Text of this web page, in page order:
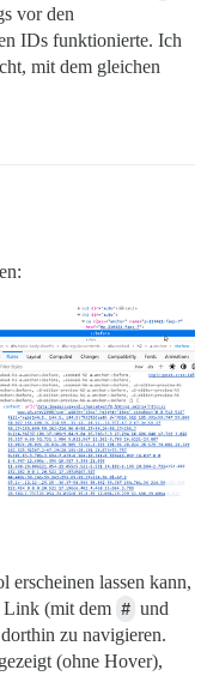
vor den
IDs funktionierte. Ich
mit dem gleichen
lassen kann,
Link (mit dem # und
zu navigieren.
(ohne Hover),